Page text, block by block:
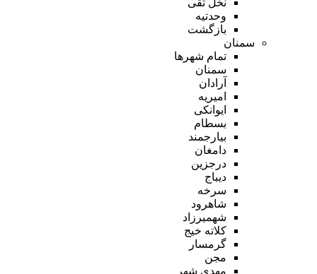
وحدتیه
بازگشت
سمنان
تمام شهر‌ها
سمنان
آرادان
امیریه
ایوانکی
بسطام
بیارجمند
دامغان
درجزین
دیباج
سرخه
شاهرود
شهمیرزاد
کلاته خیج
گرمسار
مجن
مهدی شهر